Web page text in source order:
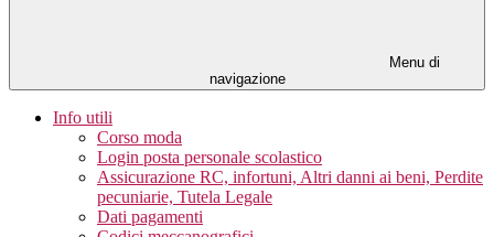
Menu di
navigazione
Info utili
Corso moda
Login posta personale scolastico
Assicurazione RC, infortuni, Altri danni ai beni, Perdite
pecuniarie, Tutela Legale
Dati pagamenti